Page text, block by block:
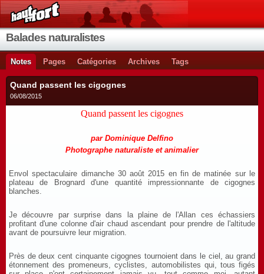
Balades naturalistes
Notes Pages Catégories Archives Tags
Quand passent les cigognes
06/08/2015
Quand passent les cigognes
par Dominique Delfino
Photographe naturaliste et animalier
Envol spectaculaire dimanche 30 août 2015 en fin de matinée sur le
plateau de Brognard d'une quantité impressionnante de cigognes
blanches.
Je découvre par surprise dans la plaine de l'Allan ces échassiers
profitant d'une colonne d'air chaud ascendant pour prendre de l'altitude
avant de poursuivre leur migration.
Près de deux cent cinquante cigognes tournoient dans le ciel, au grand
étonnement des promeneurs, cyclistes, automobilistes qui, tous figés